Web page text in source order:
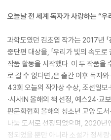
오늘날 전 세계 독자가 사랑하는 “우
과학도였던 김초엽 작가는 2017년
중단편 대상을, 「우리가 빛의 속도로
작품 활동을 시작했다. 이 두 작품을
로 갈 수 없다면』은 출간 이후 독자
43회 오늘의 작가상 수상, 조선일보
·시사IN 올해의 책 선정, 예스24·교
판문화협회 올해의 청소년 교양 도
나눔 도서로 선정되었으며, 2020년
정되었을 뿐만 아니라 소설가 정세